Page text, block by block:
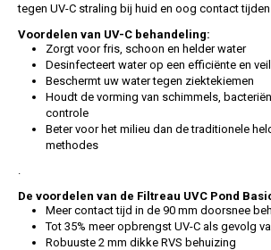
tegen UV-C straling bij huid en oog contact
Voordelen van UV-C behandeling:
Zorgt voor fris, schoon en helder water
Desinfecteert water op een efficiënte en
Beschermt uw water tegen ziektekiemen
Houdt de vorming van schimmels,
controle
Beter voor het milieu dan de traditionele
methodes
De voordelen van de Filtreau UVC Pond
Meer contact tijd in de 90 mm doorsnee
Tot 35% meer opbrengst UV-C als gevolg
Robuuste 2 mm dikke RVS behuizing